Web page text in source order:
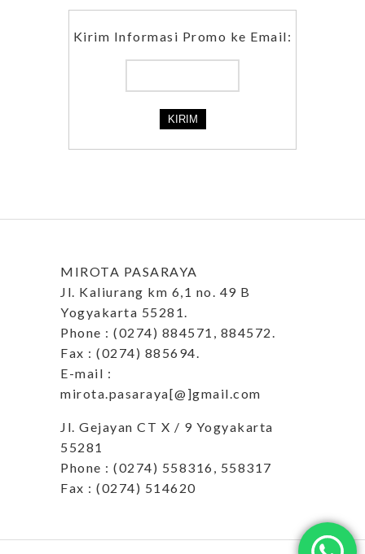
Kirim Informasi Promo ke Email:
MIROTA PASARAYA
Jl. Kaliurang km 6,1 no. 49 B
Yogyakarta 55281.
Phone : (0274) 884571, 884572.
Fax : (0274) 885694.
E-mail :
mirota.pasaraya[@]gmail.com
Jl. Gejayan CT X / 9 Yogyakarta
55281
Phone : (0274) 558316, 558317
Fax : (0274) 514620